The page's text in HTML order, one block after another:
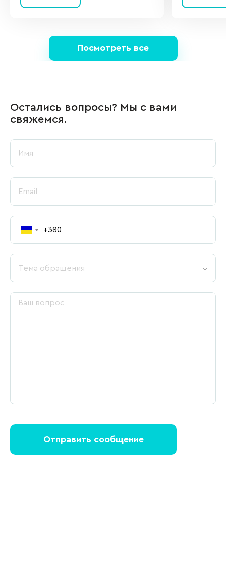
Посмотреть все
Остались вопросы? Мы с вами
свяжемся.
Тема обращения
Отправить сообщение